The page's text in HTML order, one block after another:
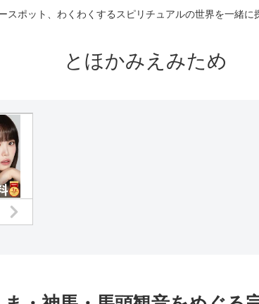
スポット、わくわくするスピリチュアルの世界を一緒に
とほかみえみため